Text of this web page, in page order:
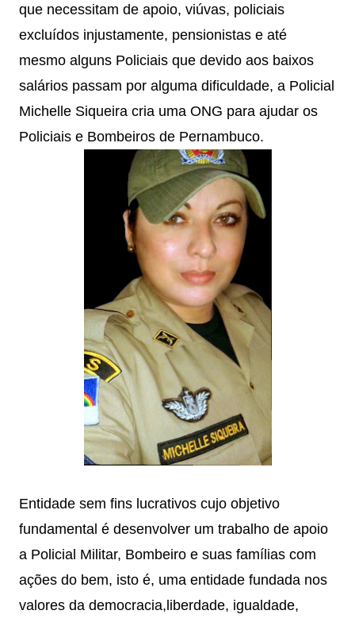
que necessitam de apoio, viúvas, policiais
excluídos injustamente, pensionistas e até
mesmo alguns Policiais que devido aos baixos
salários passam por alguma dificuldade, a Policial
Michelle Siqueira cria uma ONG para ajudar os
Policiais e Bombeiros de Pernambuco.
Entidade sem fins lucrativos cujo objetivo
fundamental é desenvolver um trabalho de apoio
a Policial Militar, Bombeiro e suas famílias com
ações do bem, isto é, uma entidade fundada nos
valores da democracia,liberdade, igualdade,